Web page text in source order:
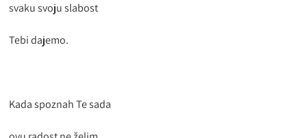
svaku svoju slabost
Tebi dajemo.
Kada spoznah Te sada